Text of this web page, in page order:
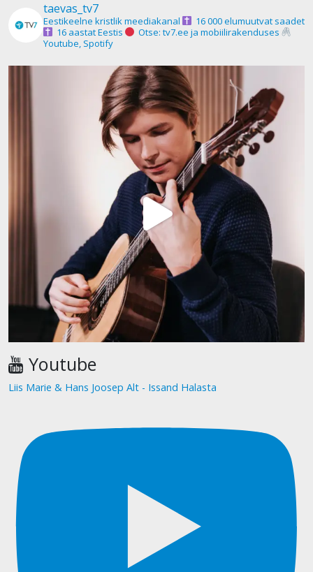
taevas_tv7
Eestikeelne kristlik meediakanal
16 000 elumuutvat saadet
16 aastat Eestis
Otse: tv7.ee ja mobiilirakenduses
Youtube, Spotify
Youtube
Liis Marie & Hans Joosep Alt - Issand Halasta